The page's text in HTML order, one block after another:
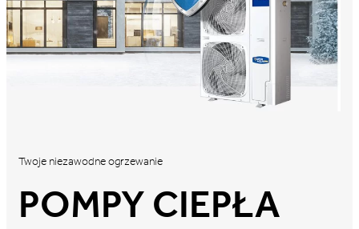
Twoje niezawodne ogrzewanie
POMPY CIEPŁA